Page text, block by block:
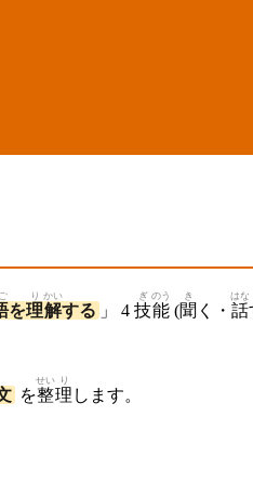
を理
り
解
かい
する 」 4 技
ぎ
能
のう
(聞
き
く・ 話
はな
を整
せい
理
り
します。